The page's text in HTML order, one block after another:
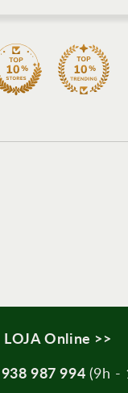
LOJA Online >>
938 987 994 (9h -